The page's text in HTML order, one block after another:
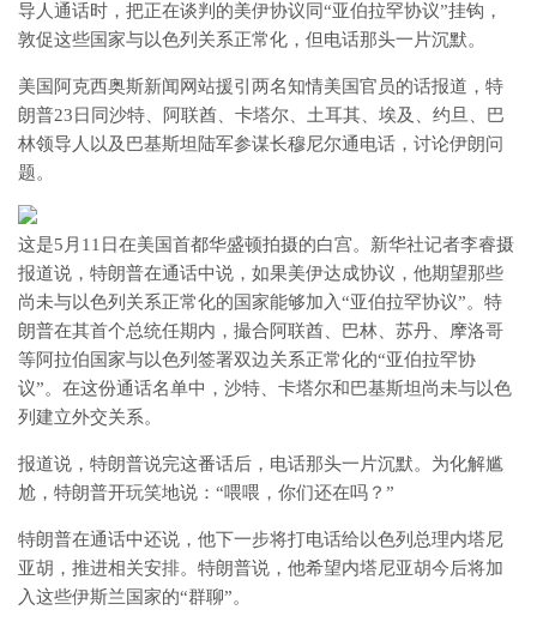
导人通话时，把正在谈判的美伊协议同“亚伯拉罕协议”挂钩，
敦促这些国家与以色列关系正常化，但电话那头一片沉默。
美国阿克西奥斯新闻网站援引两名知情美国官员的话报道，特
朗普23日同沙特、阿联酋、卡塔尔、土耳其、埃及、约旦、巴
林领导人以及巴基斯坦陆军参谋长穆尼尔通电话，讨论伊朗问
题。
这是5月11日在美国首都华盛顿拍摄的白宫。新华社记者李睿摄
报道说，特朗普在通话中说，如果美伊达成协议，他期望那些
尚未与以色列关系正常化的国家能够加入“亚伯拉罕协议”。特
朗普在其首个总统任期内，撮合阿联酋、巴林、苏丹、摩洛哥
等阿拉伯国家与以色列签署双边关系正常化的“亚伯拉罕协
议”。在这份通话名单中，沙特、卡塔尔和巴基斯坦尚未与以色
列建立外交关系。
报道说，特朗普说完这番话后，电话那头一片沉默。为化解尴
尬，特朗普开玩笑地说：“喂喂，你们还在吗？”
特朗普在通话中还说，他下一步将打电话给以色列总理内塔尼
亚胡，推进相关安排。特朗普说，他希望内塔尼亚胡今后将加
入这些伊斯兰国家的“群聊”。